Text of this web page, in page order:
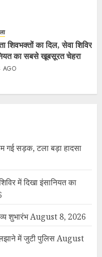
शिवभक्तों का दिल, सेवा शिविर
का सबसे खूबसूरत चेहरा
AGO
गई सड़क, टला बड़ा हादसा
में दिखा इंसानियत का
शुभारंभAugust 8, 2026
में जुटी पुलिसAugust